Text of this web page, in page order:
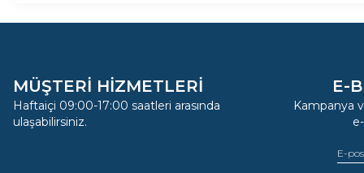
MÜŞTERİ HİZMETLERİ
Haftaiçi 09:00-17:00 saatleri arasında
ulaşabilirsiniz.
E-
Kampanya